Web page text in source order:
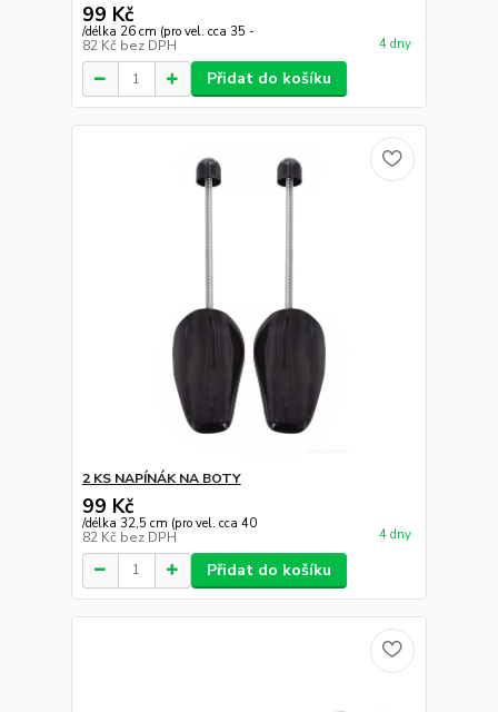
99 Kč
/délka 26 cm (pro vel. cca 35 -
82 Kč bez DPH 4 dny
Přidat do košíku
2 KS NAPÍNÁK NA BOTY
99 Kč
/délka 32,5 cm (pro vel. cca 40
82 Kč bez DPH 4 dny
Přidat do košíku